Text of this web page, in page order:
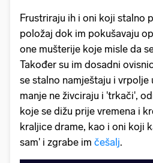
Frustriraju ih i oni koji stalno
položaj dok im pokušavaju
one mušterije koje misle da
Također su im dosadni
se stalno namještaju i vrpolje
manje ne živciraju i 'trkači',
koje se dižu prije vremena i
kraljice drame, kao i oni koji
sam' i zgrabe im češalj.